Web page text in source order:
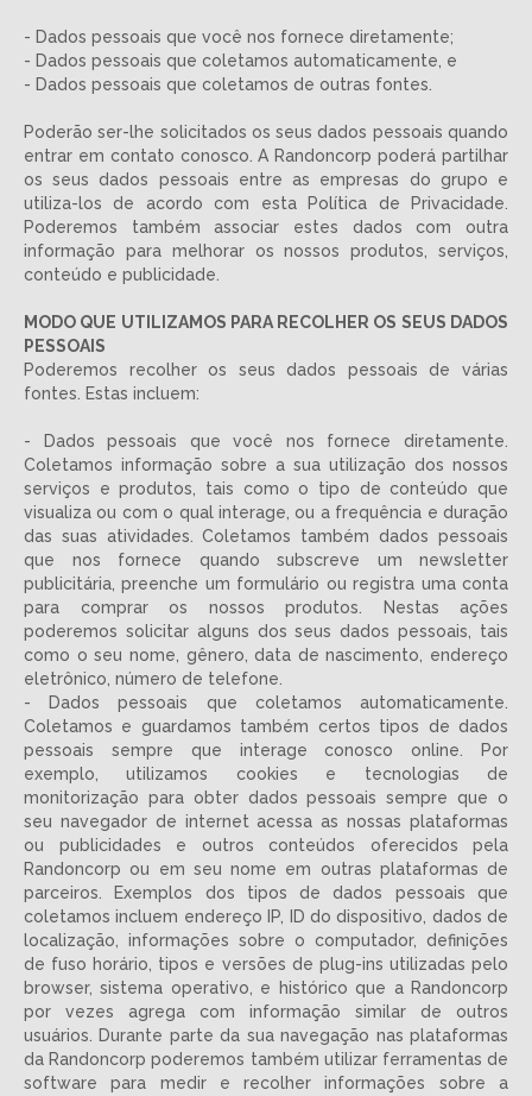
- Dados pessoais que você nos fornece diretamente;
- Dados pessoais que coletamos automaticamente, e
- Dados pessoais que coletamos de outras fontes.
Poderão ser-lhe solicitados os seus dados pessoais quando
entrar em contato conosco. A Randoncorp poderá partilhar
os seus dados pessoais entre as empresas do grupo e
utiliza-los de acordo com esta Política de Privacidade.
Poderemos também associar estes dados com outra
informação para melhorar os nossos produtos, serviços,
conteúdo e publicidade.
MODO QUE UTILIZAMOS PARA RECOLHER OS SEUS DADOS
PESSOAIS
Poderemos recolher os seus dados pessoais de várias
fontes. Estas incluem:
- Dados pessoais que você nos fornece diretamente.
Coletamos informação sobre a sua utilização dos nossos
serviços e produtos, tais como o tipo de conteúdo que
visualiza ou com o qual interage, ou a frequência e duração
das suas atividades. Coletamos também dados pessoais
que nos fornece quando subscreve um newsletter
publicitária, preenche um formulário ou registra uma conta
para comprar os nossos produtos. Nestas ações
poderemos solicitar alguns dos seus dados pessoais, tais
como o seu nome, gênero, data de nascimento, endereço
eletrônico, número de telefone.
- Dados pessoais que coletamos automaticamente.
Coletamos e guardamos também certos tipos de dados
pessoais sempre que interage conosco online. Por
exemplo, utilizamos cookies e tecnologias de
monitorização para obter dados pessoais sempre que o
seu navegador de internet acessa as nossas plataformas
ou publicidades e outros conteúdos oferecidos pela
Randoncorp ou em seu nome em outras plataformas de
parceiros. Exemplos dos tipos de dados pessoais que
coletamos incluem endereço IP, ID do dispositivo, dados de
localização, informações sobre o computador, definições
de fuso horário, tipos e versões de plug-ins utilizadas pelo
browser, sistema operativo, e histórico que a Randoncorp
por vezes agrega com informação similar de outros
usuários. Durante parte da sua navegação nas plataformas
da Randoncorp poderemos também utilizar ferramentas de
software para medir e recolher informações sobre a